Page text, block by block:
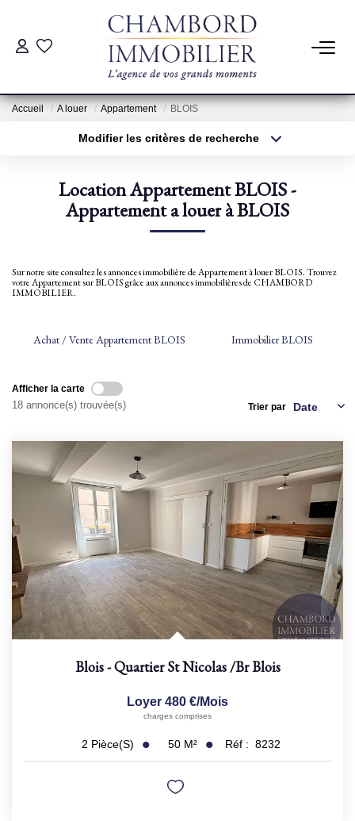
ACHAT
Pré-Estimation
SYNDIC
Nous Rejoindre
Nos Actualités
Nos Témoignages
ESPACE CLIENT
Accueil A louer Appartement BLOIS
Modifier les critères de recherche
Sélectionnez...
Type de bien
Surface min
Créer une alerte
Location Appartement BLOIS -
Appartement a louer à BLOIS
Sur notre site consultez les annonces immobilière de Appartement à louer BLOIS. Trouvez
votre Appartement sur BLOIS grâce aux annonces immobilières de CHAMBORD
IMMOBILIER.
Achat / Vente Appartement BLOIS Immobilier BLOIS
Afficher la carte
18 annonce(s) trouvée(s) Trier par
Blois - Quartier St Nicolas/brBlois
Loyer 480 €/mois
charges comprises
2 Pièce(s) 50 M² Réf : 8232